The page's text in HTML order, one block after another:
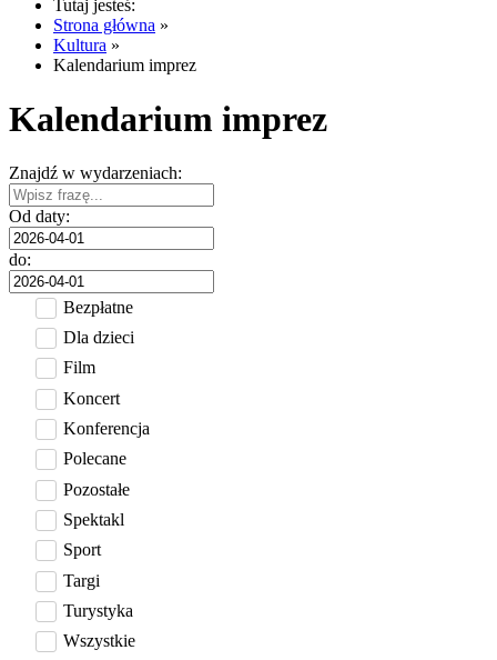
Tutaj jesteś:
Strona główna »
Kultura »
Kalendarium imprez
Kalendarium imprez
Znajdź w wydarzeniach:
Od daty:
do:
Bezpłatne
Dla dzieci
Film
Koncert
Konferencja
Polecane
Pozostałe
Spektakl
Sport
Targi
Turystyka
Wszystkie